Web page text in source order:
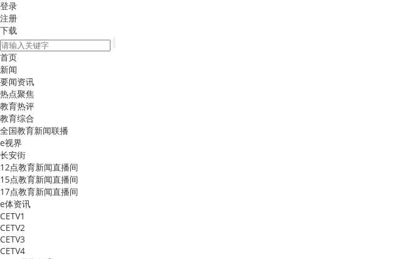
登录
注册
下载
首页
新闻
要闻资讯
热点聚焦
教育热评
教育综合
全国教育新闻联播
e视界
长安街
12点教育新闻直播间
15点教育新闻直播间
17点教育新闻直播间
e体资讯
CETV1
CETV2
CETV3
CETV4